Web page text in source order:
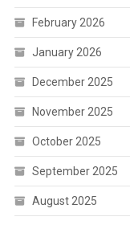
February 2026
January 2026
December 2025
November 2025
October 2025
September 2025
August 2025